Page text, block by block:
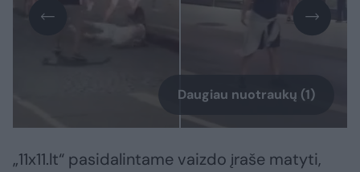
Daugiau nuotraukų (1)
„11x11.lt“ pasidalintame vaizdo įraše matyti,